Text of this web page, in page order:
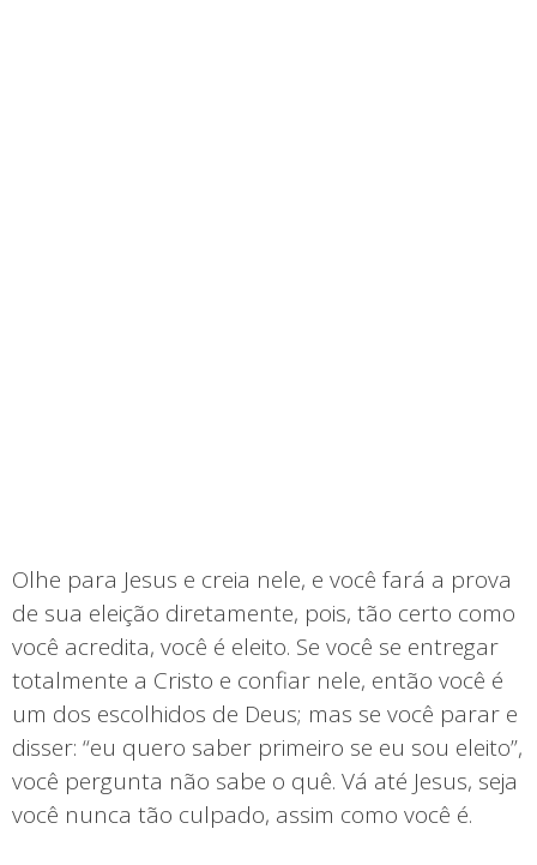
Olhe para Jesus e creia nele, e você fará a prova
de sua eleição diretamente, pois, tão certo como
você acredita, você é eleito. Se você se entregar
totalmente a Cristo e confiar nele, então você é
um dos escolhidos de Deus; mas se você parar e
disser: “eu quero saber primeiro se eu sou eleito”,
você pergunta não sabe o quê. Vá até Jesus, seja
você nunca tão culpado, assim como você é.